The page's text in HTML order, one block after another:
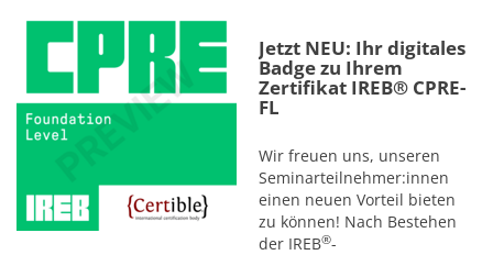
Jetzt NEU: Ihr digitales
Badge zu Ihrem
Zertifikat IREB® CPRE-
FL
Wir freuen uns, unseren
Seminarteilnehmer:innen
einen neuen Vorteil bieten
zu können! Nach Bestehen
der IREB®-